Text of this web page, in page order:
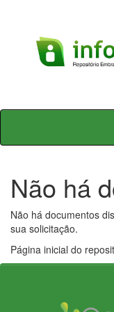
Skip
Não há
Não há documentos
sua solicitação.
Página inicial do